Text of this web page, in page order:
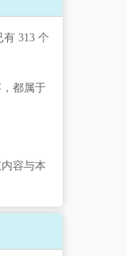
313 个
都属于
容与本